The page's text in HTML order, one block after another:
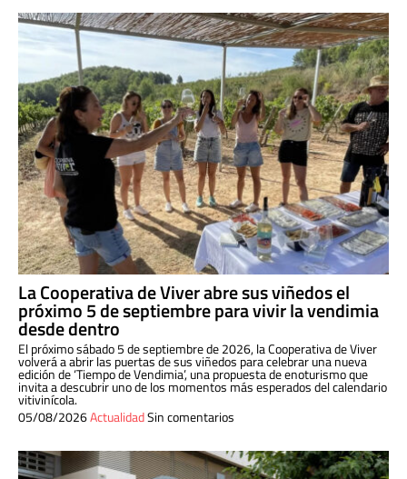
La Cooperativa de Viver abre sus viñedos el
próximo 5 de septiembre para vivir la vendimia
desde dentro
El próximo sábado 5 de septiembre de 2026, la Cooperativa de Viver
volverá a abrir las puertas de sus viñedos para celebrar una nueva
edición de ‘Tiempo de Vendimia’, una propuesta de enoturismo que
invita a descubrir uno de los momentos más esperados del calendario
vitivinícola.
05/08/2026ActualidadSin comentarios